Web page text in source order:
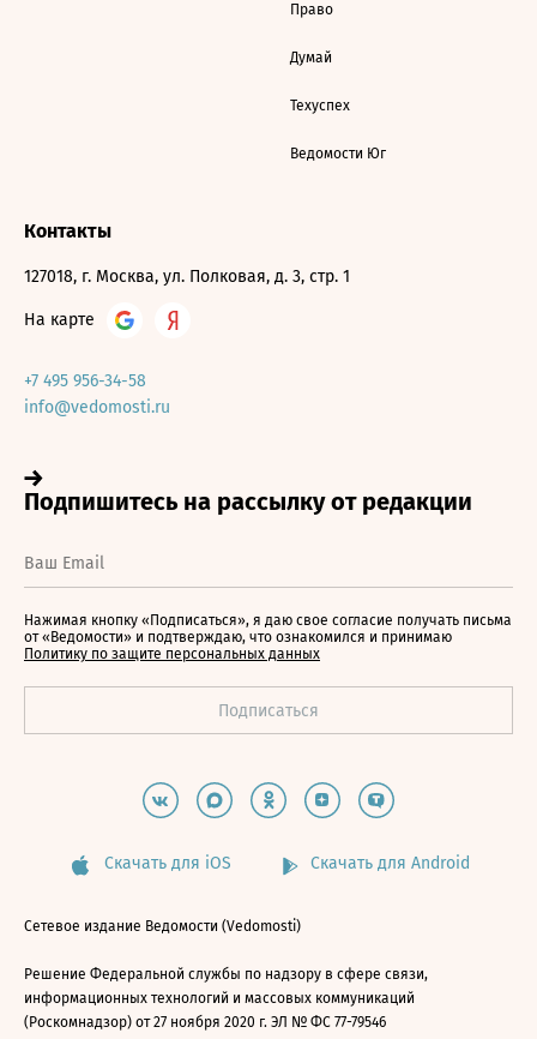
Право
Думай
Техуспех
Ведомости Юг
Контакты
127018, г. Москва, ул. Полковая, д. 3, стр. 1
На карте
+7 495 956-34-58
info@vedomosti.ru
Нажимая кнопку «Подписаться», я даю свое согласие получать письма
от «Ведомости» и подтверждаю, что ознакомился и принимаю
Политику по защите персональных данных
Скачать для iOS Скачать для Android
Сетевое издание Ведомости (Vedomosti)
Решение Федеральной службы по надзору в сфере связи,
информационных технологий и массовых коммуникаций
(Роскомнадзор) от 27 ноября 2020 г. ЭЛ № ФС 77-79546